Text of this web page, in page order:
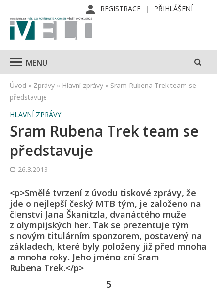
REGISTRACE PŘIHLÁŠENÍ
MENU
Úvod » Zprávy » Hlavní zprávy » Sram Rubena Trek team se
představuje
HLAVNÍ ZPRÁVY
Sram Rubena Trek team se
představuje
26.3.2013
<p>Smělé tvrzení z úvodu tiskové zprávy, že
jde o nejlepší český MTB tým, je založeno na
členství Jana Škanitzla, dvanáctého muže
z olympijských her. Tak se prezentuje tým
s novým titulárním sponzorem, postavený na
základech, které byly položeny již před mnoha
a mnoha roky. Jeho jméno zní Sram
Rubena Trek.</p>
5